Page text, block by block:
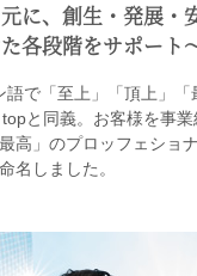
に、創生・発展・
各段階をサポート
語で「至上」「頂上」
と同義。お客様を事
高」のプロッフェショ
名しました。